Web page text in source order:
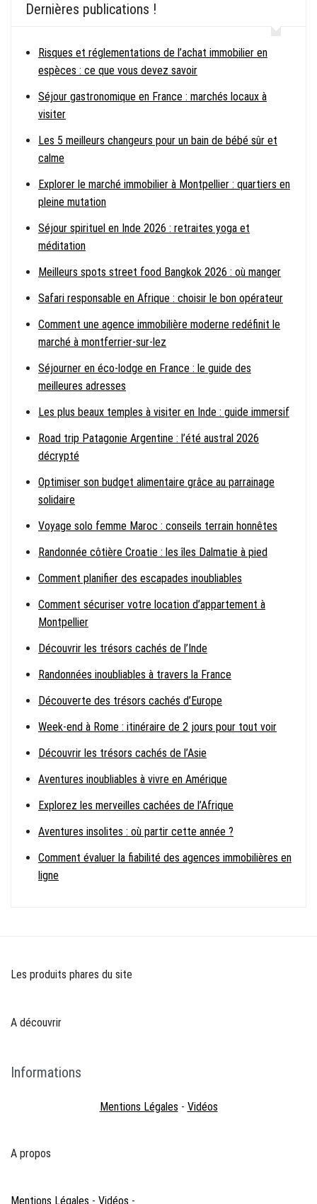
Dernières publications !
Risques et réglementations de l’achat immobilier en
espèces : ce que vous devez savoir
Séjour gastronomique en France : marchés locaux à
visiter
Les 5 meilleurs changeurs pour un bain de bébé sûr et
calme
Explorer le marché immobilier à Montpellier : quartiers en
pleine mutation
Séjour spirituel en Inde 2026 : retraites yoga et
méditation
Meilleurs spots street food Bangkok 2026 : où manger
Safari responsable en Afrique : choisir le bon opérateur
Comment une agence immobilière moderne redéfinit le
marché à montferrier-sur-lez
Séjourner en éco-lodge en France : le guide des
meilleures adresses
Les plus beaux temples à visiter en Inde : guide immersif
Road trip Patagonie Argentine : l’été austral 2026
décrypté
Optimiser son budget alimentaire grâce au parrainage
solidaire
Voyage solo femme Maroc : conseils terrain honnêtes
Randonnée côtière Croatie : les îles Dalmatie à pied
Comment planifier des escapades inoubliables
Comment sécuriser votre location d’appartement à
Montpellier
Découvrir les trésors cachés de l’Inde
Randonnées inoubliables à travers la France
Découverte des trésors cachés d’Europe
Week-end à Rome : itinéraire de 2 jours pour tout voir
Découvrir les trésors cachés de l’Asie
Aventures inoubliables à vivre en Amérique
Explorez les merveilles cachées de l’Afrique
Aventures insolites : où partir cette année ?
Comment évaluer la fiabilité des agences immobilières en
ligne
Les produits phares du site
A découvrir
Informations
Mentions Légales - Vidéos
A propos
Mentions Légales - Vidéos -